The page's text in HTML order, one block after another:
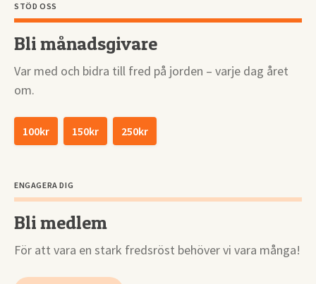
STÖD OSS
Bli månadsgivare
Var med och bidra till fred på jorden – varje dag året
om.
100kr 150kr 250kr
ENGAGERA DIG
Bli medlem
För att vara en stark fredsröst behöver vi vara många!